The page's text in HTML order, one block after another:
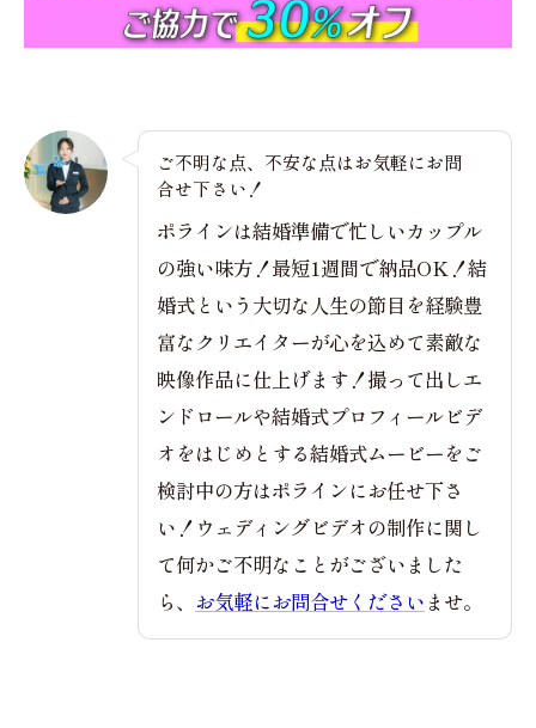
ご不明な点、不安な点はお気軽にお問
合せ下さい！
ポラインは結婚準備で忙しいカップル
の強い味方！最短1週間で納品OK！結
婚式という大切な人生の節目を経験豊
富なクリエイターが心を込めて素敵な
映像作品に仕上げます！撮って出しエ
ンドロールや結婚式プロフィールビデ
オをはじめとする結婚式ムービーをご
検討中の方はポラインにお任せ下さ
い！ウェディングビデオの制作に関し
て何かご不明なことがございました
ら、 お気軽にお問合せください ませ。